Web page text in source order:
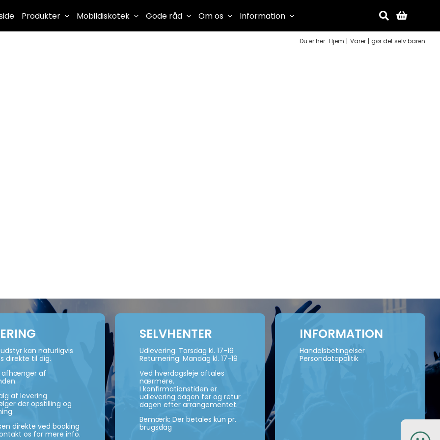
Produkter Mobildiskotek Gode råd Om os Information
Du er her: Hjem Varer gør det selv baren
kan naturligvis
direkte til dig.
afhænger af
af levering
der opstilling og
direkte ved booking
os for mere info.
SELVHENTER
Udlevering: Torsdag kl. 17-19
Returnering: Mandag kl. 17-19
Ved hverdagsleje aftales
nærmere.
I konfirmationstiden er
udlevering dagen før og retur
dagen efter arrangementet.
Bemærk: Der betales kun pr.
brugsdag
INFORMATION
Handelsbetingelser
Persondatapolitik